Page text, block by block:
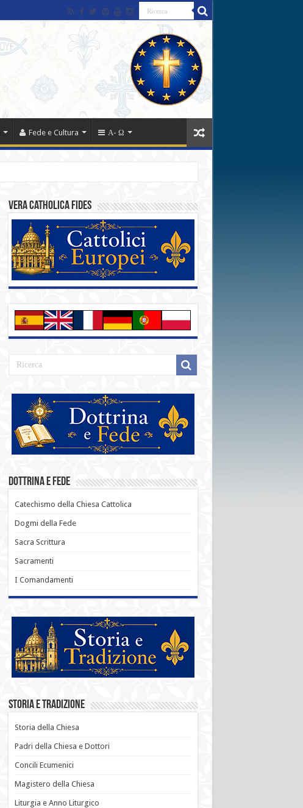
Fede e Cultura Α- Ω
Vera catholica fides
Dottrina e Fede
Catechismo della Chiesa Cattolica
Dogmi della Fede
Sacra Scrittura
Sacramenti
I Comandamenti
Storia e Tradizione
Storia della Chiesa
Padri della Chiesa e Dottori
Concili Ecumenici
Magistero della Chiesa
Liturgia e Anno Liturgico